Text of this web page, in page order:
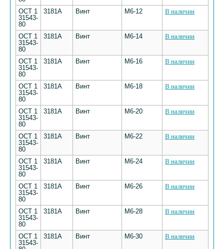
ОСТ 1
31543-
80
3181А Винт М6-12 В наличии
ОСТ 1
31543-
80
3181А Винт М6-14 В наличии
ОСТ 1
31543-
80
3181А Винт М6-16 В наличии
ОСТ 1
31543-
80
3181А Винт М6-18 В наличии
ОСТ 1
31543-
80
3181А Винт М6-20 В наличии
ОСТ 1
31543-
80
3181А Винт М6-22 В наличии
ОСТ 1
31543-
80
3181А Винт М6-24 В наличии
ОСТ 1
31543-
80
3181А Винт М6-26 В наличии
ОСТ 1
31543-
80
3181А Винт М6-28 В наличии
ОСТ 1
31543-
3181А Винт М6-30 В наличии